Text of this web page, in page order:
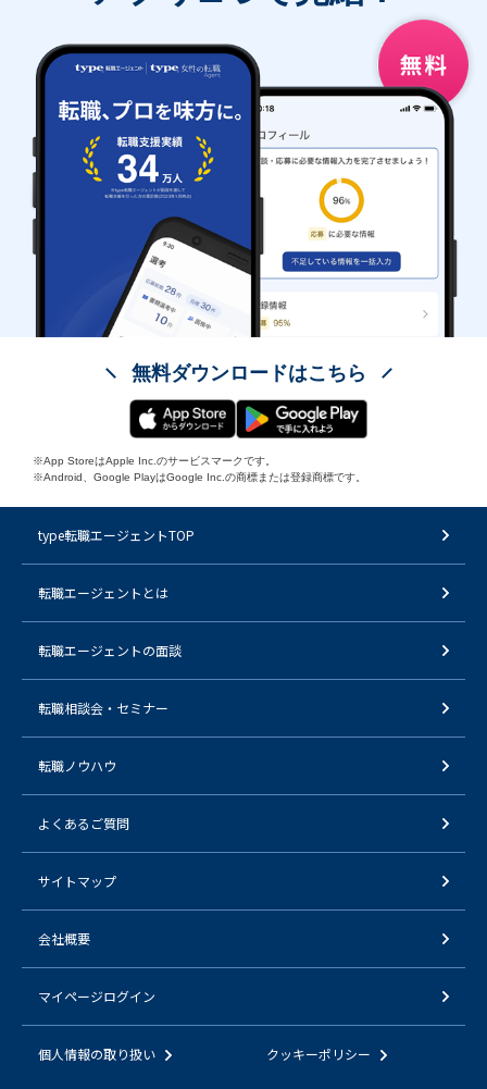
無料ダウンロードはこちら
※App StoreはApple Inc.のサービスマークです。
※Android、Google PlayはGoogle Inc.の商標または登録商標です。
type転職エージェントTOP
転職エージェントとは
転職エージェントの面談
転職相談会・セミナー
転職ノウハウ
よくあるご質問
サイトマップ
会社概要
マイページログイン
個人情報の取り扱い クッキーポリシー